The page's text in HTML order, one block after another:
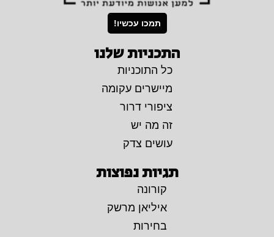
תמכו עכשיו!
התכניות שלנו
כל התוכניות
מיישרים עקומה
ציפורי דרור
זה מה יש
עושים צדק
תגיות נפוצות
קורונה
איליאן מרשק
בחירות